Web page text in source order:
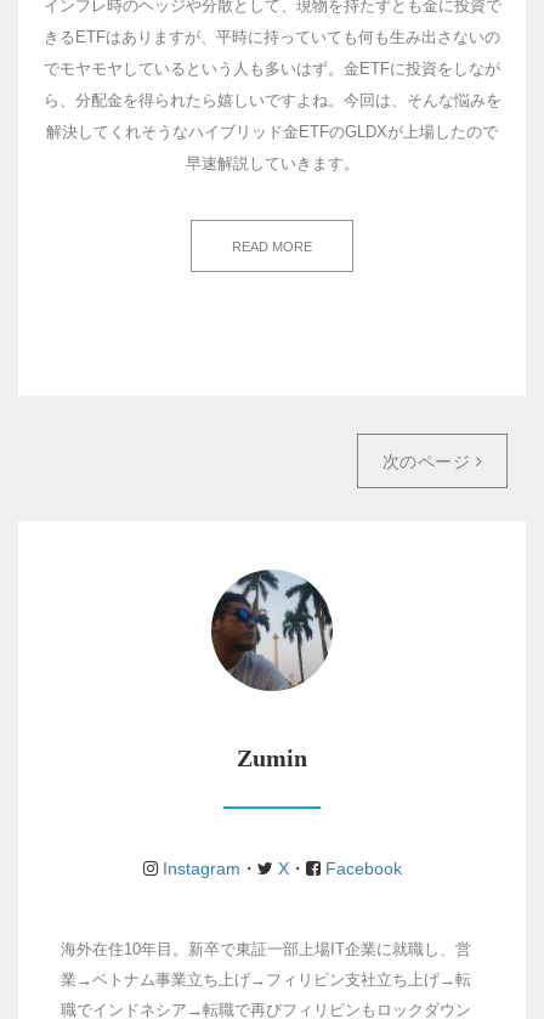
インフレ時のヘッジや分散として、現物を持たずとも金に投資で
きるETFはありますが、平時に持っていても何も生み出さないの
でモヤモヤしているという人も多いはず。金ETFに投資をしなが
ら、分配金を得られたら嬉しいですよね。今回は、そんな悩みを
解決してくれそうなハイブリッド金ETFのGLDXが上場したので
早速解説していきます。
READ MORE
次のページ
Zumin
Instagram ・ X・ Facebook
海外在住10年目。新卒で東証一部上場IT企業に就職し、営
業→ベトナム事業立ち上げ→フィリピン支社立ち上げ→転
職でインドネシア→転職で再びフィリピンもロックダウン